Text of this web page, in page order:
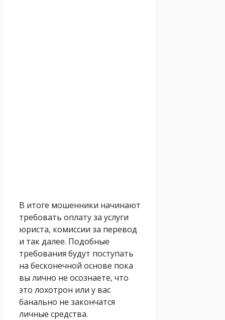
В итоге мошенники начинают
требовать оплату за услуги
юриста, комиссии за перевод
и так далее. Подобные
требования будут поступать
на бесконечной основе пока
вы лично не осознаете, что
это лохотрон или у вас
банально не закончатся
личные средства.